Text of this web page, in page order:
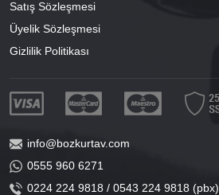
Satış Sözleşmesi
Üyelik Sözleşmesi
Gizlilik Politikası
info@bozkurtav.com
0555 960 6271
0224 224 9818 / 0543 224 9818 (pbx)